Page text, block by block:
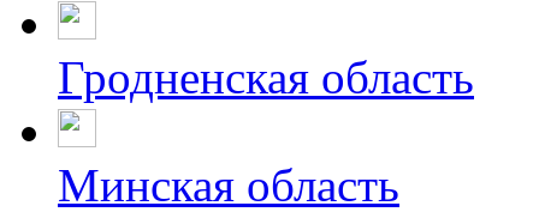
Гродненская область
Минская область